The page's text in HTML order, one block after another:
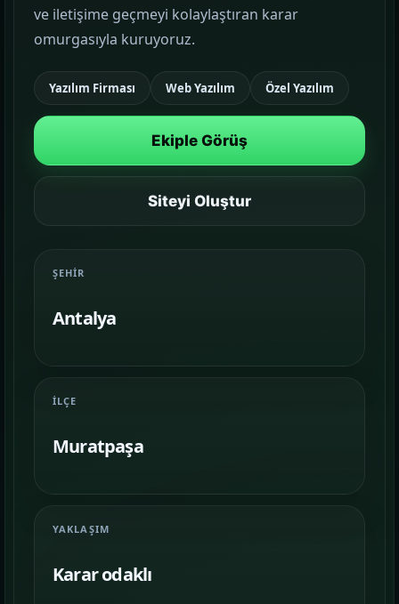
SEO & Dijital Pazarlama
ARAMA GÖRÜNÜRLÜĞÜ
Google Reklam Yönetimi
KAMPANYA YÖNETIMI
Sosyal Medya Yönetimi
MARKA İLETIŞIMI
Temalar
görün.
ve iletişime geçmeyi kolaylaştıran karar
omurgasıyla kuruyoruz.
Yazılım Firması Web Yazılım Özel Yazılım
Ekiple Görüş
Siteyi Oluştur
ŞEHIR
Antalya
İLÇE
Muratpaşa
YAKLAŞIM
Karar odaklı